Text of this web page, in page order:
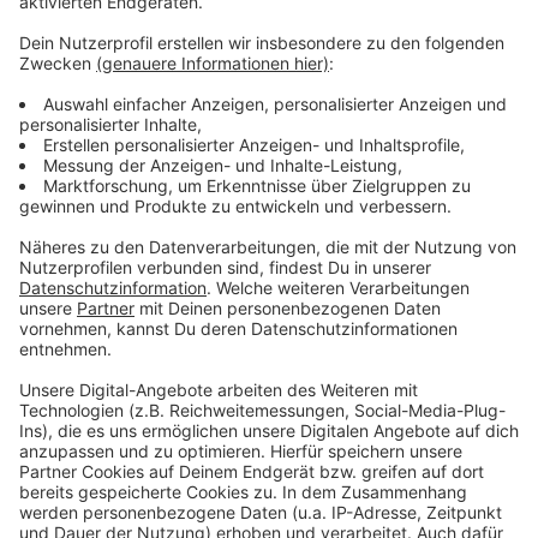
aber: Nämlich die Antwort. Die gibt es von uns. Dazu
haben wir uns valide Experten herangeholt, die die
fachgerecht beantworten.
Anzeige
Stellt Niklas Lünebach eine dumme Frage
Anzeige